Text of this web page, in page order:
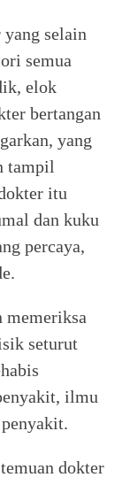
selain
semua
elok
bertangan
yang
tampil
itu
dan kuku
percaya,
memeriksa
seturut
ilmu
dokter